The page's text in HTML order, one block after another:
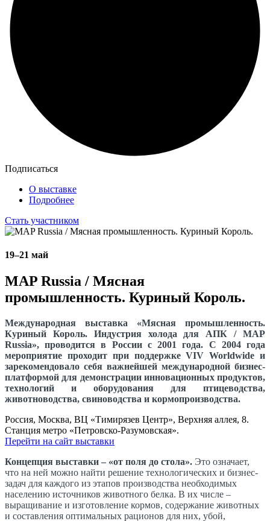
Подписаться
О выставке
Подробнее
Стать участником
19–21 май
MAP Russia / Мясная
промышленность. Куриный Король.
Международная выставка «Мясная промышленность.
Куриный Король. Индустрия холода для АПК / MAP
Russia», проводится в России с 2001 года. С 2004 года
мероприятие проходит при поддержке VIV Worldwide и
зарекомендовало себя важнейшей международной бизнес-
платформой для демонстрации инновационных продуктов,
технологий и оборудования для птицеводства,
животноводства, свиноводства и кормопроизводства.
Россия, Москва, ВЦ «Тимирязев Центр», Верхняя аллея, 8.
Станция метро «Петровско-Разумовская».
Перейти на сайт выставки
Концепция выставки – «от поля до стола». Это означает,
что на ней можно найти решение технологических и бизнес-
задач для каждого из этапов производства необходимых
населению источников животного белка. В их числе –
выращивание и изготовление кормов, содержание животных
и составления оптимальных рационов для них, убой,